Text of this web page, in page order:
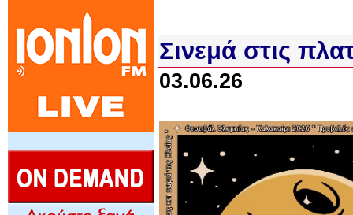
Σινεμά στις
03.06.26